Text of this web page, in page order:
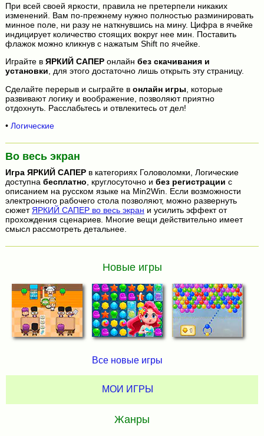
При всей своей яркости, правила не претерпели никаких
изменений. Вам по-прежнему нужно полностью разминировать
минное поле, ни разу не наткнувшись на мину. Цифра в ячейке
индицирует количество стоящих вокруг нее мин. Поставить
флажок можно кликнув с нажатым Shift по ячейке.
Играйте в ЯРКИЙ САПЕРонлайн без скачивания и
установки, для этого достаточно лишь открыть эту страницу.
Сделайте перерыв и сыграйте в онлайн игры , которые
развивают логику и воображение, позволяют приятно
отдохнуть. Расслабьтесь и отвлекитесь от дел!
• Логические
Во весь экран
Игра ЯРКИЙ САПЕРв категориях Головоломки, Логические
доступна бесплатно , круглосуточно и без регистрации с
описанием на русском языке на Min2Win. Если возможности
электронного рабочего стола позволяют, можно развернуть
сюжет ЯРКИЙ САПЕР во весь экран и усилить эффект от
прохождения сценариев. Многие вещи действительно имеет
смысл рассмотреть детальнее.
Новые игры
Все новые игры
МОИ ИГРЫ
Жанры